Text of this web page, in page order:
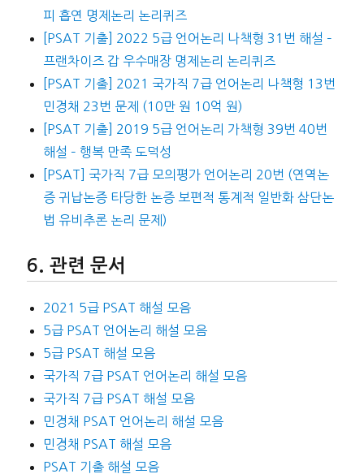
피 흡연 명제논리 논리퀴즈
[PSAT 기출] 2022 5급 언어논리 나책형 31번 해설 –
프랜차이즈 갑 우수매장 명제논리 논리퀴즈
[PSAT 기출] 2021 국가직 7급 언어논리 나책형 13번
민경채 23번 문제 (10만 원 10억 원)
[PSAT 기출] 2019 5급 언어논리 가책형 39번 40번
해설 – 행복 만족 도덕성
[PSAT] 국가직 7급 모의평가 언어논리 20번 (연역논
증 귀납논증 타당한 논증 보편적 통계적 일반화 삼단논
법 유비추론 논리 문제)
관련 문서
2021 5급 PSAT 해설 모음
5급 PSAT 언어논리 해설 모음
5급 PSAT 해설 모음
국가직 7급 PSAT 언어논리 해설 모음
국가직 7급 PSAT 해설 모음
민경채 PSAT 언어논리 해설 모음
민경채 PSAT 해설 모음
PSAT 기출 해설 모음